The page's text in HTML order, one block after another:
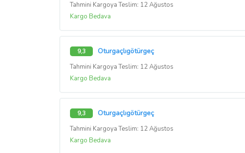
Tahmini Kargoya Teslim: 12 Ağustos
Kargo Bedava
9,3 Oturgaçlıgötürgeç
Tahmini Kargoya Teslim: 12 Ağustos
Kargo Bedava
9,3 Oturgaçlıgötürgeç
Tahmini Kargoya Teslim: 12 Ağustos
Kargo Bedava